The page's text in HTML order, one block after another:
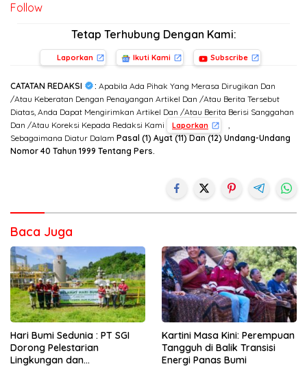
Follow
Tetap Terhubung Dengan Kami:
Laporkan Ikuti Kami Subscribe
CATATAN REDAKSI : Apabila Ada Pihak Yang Merasa Dirugikan Dan
/Atau Keberatan Dengan Penayangan Artikel Dan /Atau Berita Tersebut
Diatas, Anda Dapat Mengirimkan Artikel Dan /Atau Berita Berisi Sanggahan
Dan /Atau Koreksi Kepada Redaksi Kami
Laporkan
,
Sebagaimana Diatur Dalam Pasal (1) Ayat (11) Dan (12) Undang-Undang
Nomor 40 Tahun 1999 Tentang Pers.
Baca Juga
Hari Bumi Sedunia : PT SGI
Dorong Pelestarian
Lingkungan dan
Kartini Masa Kini: Perempuan
Tangguh di Balik Transisi
Energi Panas Bumi